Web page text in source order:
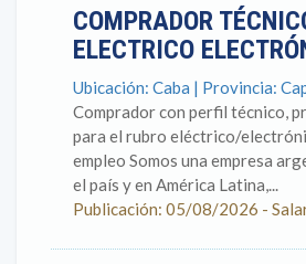
COMPRADOR
ELECTRICO
Ubicación: Caba | Provincia:
Comprador con perfil técnico,
para el rubro eléctrico/
empleo Somos una empresa
el país y en América Latina,...
Publicación: 05/08/2026 -